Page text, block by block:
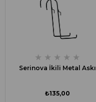
★ ★ ★ ★ ★
Serinova İkili Metal Askı
₺135,00